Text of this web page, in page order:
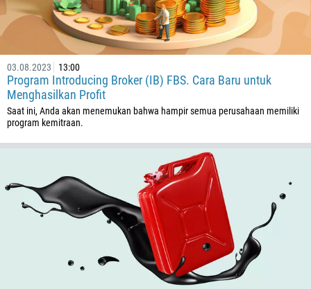
03.08.2023 13:00
Program Introducing Broker (IB) FBS. Cara Baru untuk
Menghasilkan Profit
Saat ini, Anda akan menemukan bahwa hampir semua perusahaan memiliki
program kemitraan.